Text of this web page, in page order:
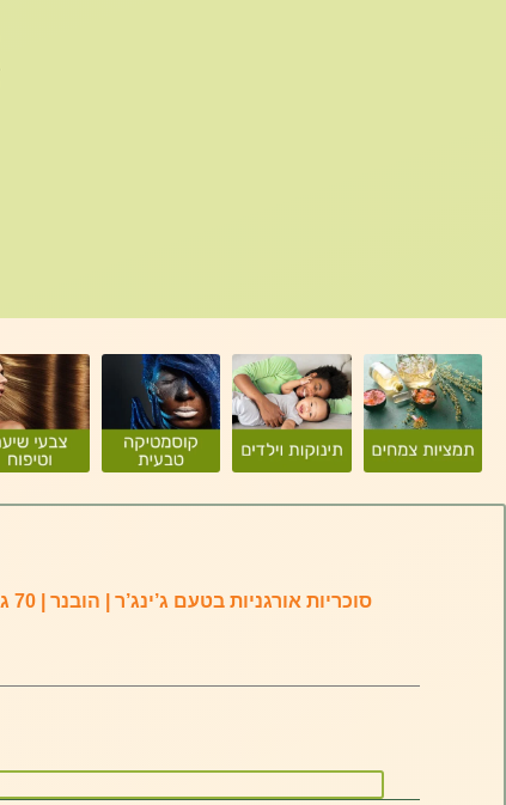
סוכריות אורגניות בטעם ג’ינג’ר | הובנר | 70 גרם